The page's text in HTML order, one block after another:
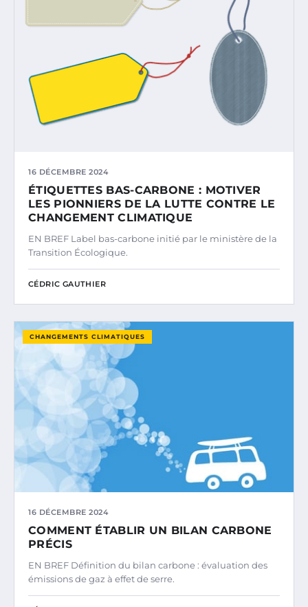
16 DÉCEMBRE 2024
ÉTIQUETTES BAS-CARBONE : MOTIVER
LES PIONNIERS DE LA LUTTE CONTRE LE
CHANGEMENT CLIMATIQUE
EN BREF Label bas-carbone initié par le ministère de la
Transition Écologique.
CÉDRIC GAUTHIER
CHANGEMENTS CLIMATIQUES
16 DÉCEMBRE 2024
COMMENT ÉTABLIR UN BILAN CARBONE
PRÉCIS
EN BREF Définition du bilan carbone : évaluation des
émissions de gaz à effet de serre.